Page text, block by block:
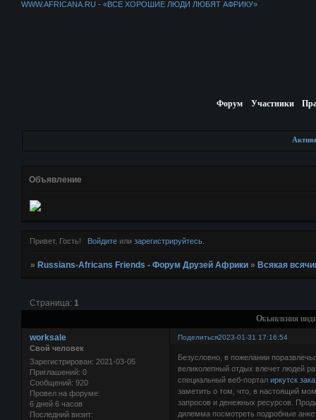
WWW.AFRICANA.RU - «ВСЕ ХОРОШИЕ ЛЮДИ ЛЮБЯТ АФРИКУ»
Форум Участники
Объявление
Привет, Гость! Войдитеили зарегистрируйтесь.
» Russians-Africans Friends - Форум Друзей Африки » Всякая
Объявления
Страница: 1
Поделиться2023-01-31 17:16:54
worksale
Свой человек
Зарегистрирован: 2021-03-05
Приглашений: 0
Сообщений: 920
Провел на форуме:
6 дней 6 часов
Последний визит:
Безусловно, в пожелании
великолепный отдых влечет людей
специальный веб-порталиркутск
заметить о том, что, в настоящий
запросов и денежных ресурсов.
дилемма посмотреть подробные